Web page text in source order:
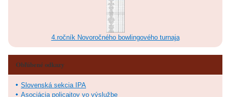
4.ročník Novoročného bowlingového turnaja
Obľúbené odkazy
Slovenská sekcia IPA
Asociácia policajtov vo výslužbe